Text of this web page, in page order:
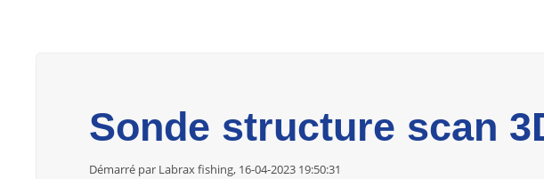
Sonde structure scan
Démarré par Labrax fishing, 16-04-2023 19:50:31